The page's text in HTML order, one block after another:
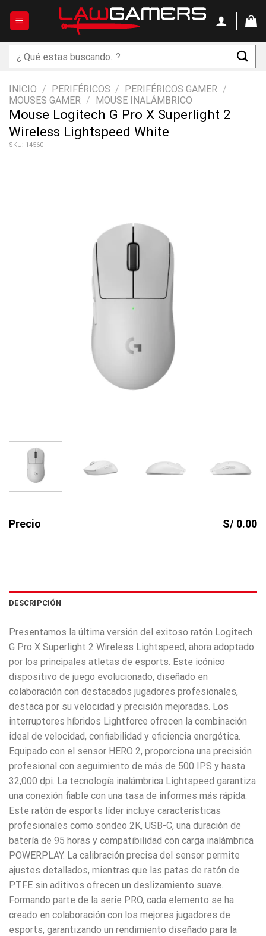
Buscar
por:
INICIO / PERIFÉRICOS / PERIFÉRICOS GAMER /
MOUSES GAMER / MOUSE INALÁMBRICO
Mouse Logitech G Pro X Superlight 2
Wireless Lightspeed White
SKU: 14560
Precio S/ 0.00
DESCRIPCIÓN
Presentamos la última versión del exitoso ratón Logitech
G Pro X Superlight 2 Wireless Lightspeed, ahora adoptado
por los principales atletas de esports. Este icónico
dispositivo de juego evolucionado, diseñado en
colaboración con destacados jugadores profesionales,
destaca por su velocidad y precisión mejoradas. Los
interruptores híbridos Lightforce ofrecen la combinación
ideal de velocidad, confiabilidad y eficiencia energética.
Equipado con el sensor HERO 2, proporciona una precisión
profesional con seguimiento de más de 500 IPS y hasta
32,000 dpi. La tecnología inalámbrica Lightspeed garantiza
una conexión fiable con una tasa de informes más rápida.
Este ratón de esports líder incluye características
profesionales como sondeo 2K, USB-C, una duración de
batería de 95 horas y compatibilidad con carga inalámbrica
POWERPLAY. La calibración precisa del sensor permite
ajustes detallados, mientras que las patas de ratón de
PTFE sin aditivos ofrecen un deslizamiento suave.
Formando parte de la serie PRO, cada elemento se ha
creado en colaboración con los mejores jugadores de
esports, garantizando un rendimiento diseñado para la